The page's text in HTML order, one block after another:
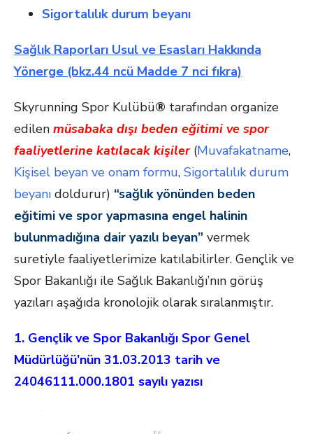
Sigortalılık durum beyanı
Sağlık Raporları Usul ve Esasları Hakkında
Yönerge (bkz.44 ncü Madde 7 nci fıkra)
Skyrunning Spor Kulübü® tarafından organize
edilen müsabaka dışı beden eğitimi ve spor
faaliyetlerine katılacak kişiler(Muvafakatname,
Kişisel beyan ve onam formu, Sigortalılık durum
beyanı doldurur) “sağlık yönünden beden
eğitimi ve spor yapmasına engel halinin
bulunmadığına dair yazılı beyan” vermek
suretiyle faaliyetlerimize katılabilirler. Gençlik ve
Spor Bakanlığı ile Sağlık Bakanlığı’nın görüş
yazıları aşağıda kronolojik olarak sıralanmıştır.
1. Gençlik ve Spor Bakanlığı Spor Genel
Müdürlüğü’nün 31.03.2013 tarih ve
24046111.000.1801 sayılı yazısı